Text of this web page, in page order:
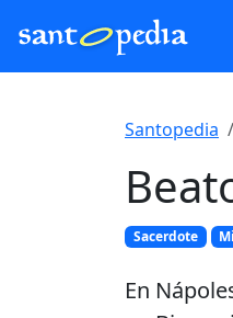
Santopedia
Sacerdote
En